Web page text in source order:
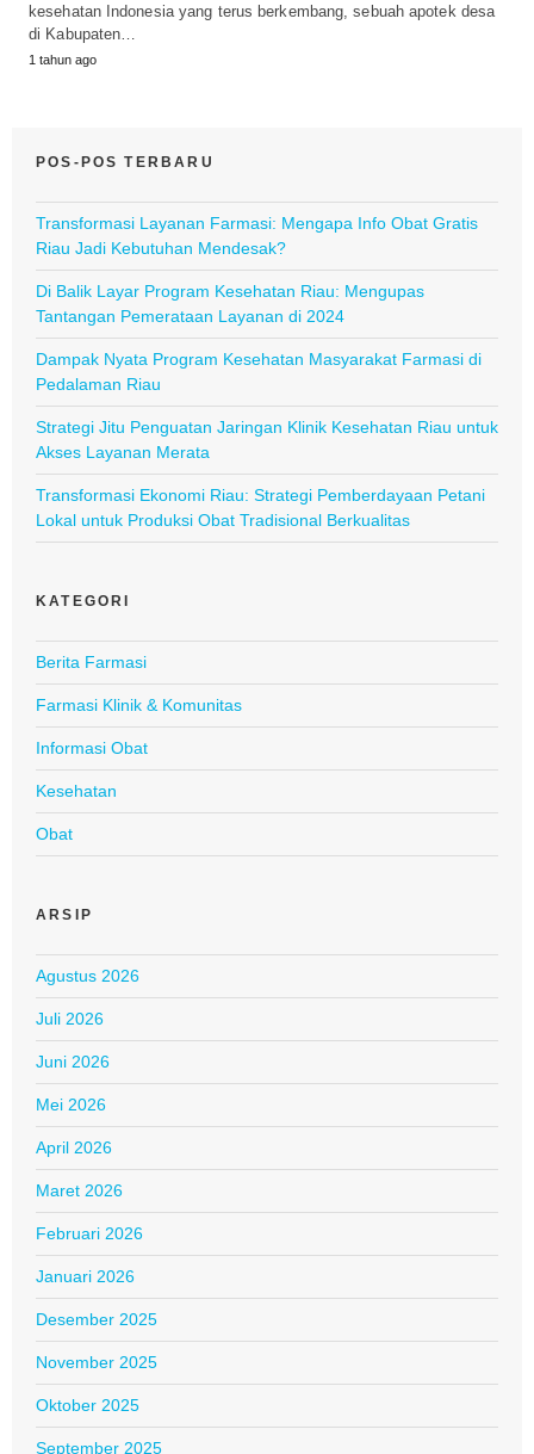
kesehatan Indonesia yang terus berkembang, sebuah apotek desa
di Kabupaten…
1 tahun ago
POS-POS TERBARU
Transformasi Layanan Farmasi: Mengapa Info Obat Gratis
Riau Jadi Kebutuhan Mendesak?
Di Balik Layar Program Kesehatan Riau: Mengupas
Tantangan Pemerataan Layanan di 2024
Dampak Nyata Program Kesehatan Masyarakat Farmasi di
Pedalaman Riau
Strategi Jitu Penguatan Jaringan Klinik Kesehatan Riau untuk
Akses Layanan Merata
Transformasi Ekonomi Riau: Strategi Pemberdayaan Petani
Lokal untuk Produksi Obat Tradisional Berkualitas
KATEGORI
Berita Farmasi
Farmasi Klinik & Komunitas
Informasi Obat
Kesehatan
Obat
ARSIP
Agustus 2026
Juli 2026
Juni 2026
Mei 2026
April 2026
Maret 2026
Februari 2026
Januari 2026
Desember 2025
November 2025
Oktober 2025
September 2025